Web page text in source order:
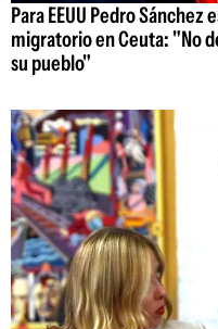
Para EEUU Pedro
migratorio en Ceuta: "No
su pueblo"